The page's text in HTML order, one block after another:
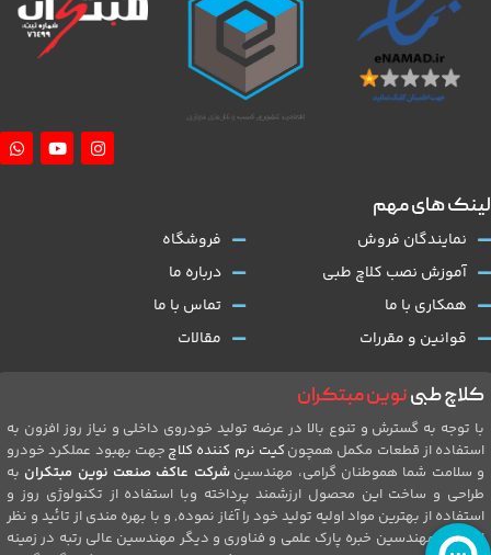
کلاچ طبینوین مبتکران
با توجه به گسترش و تنوع بالا در عرضه تولید خودروی داخلی و نیاز روز افزون به
استفاده از قطعات مکمل همچون کیت نرم کننده کلاچ جهت بهبود عملکرد خودرو
و سلامت شما هموطنان گرامی، مهندسین شرکت عاکف صنعت نوین مبتکران به
طراحی و ساخت این محصول ارزشمند پرداخته وبا استفاده از تکنولوژی روز و
استفاده از بهترین مواد اولیه تولید خود را آغاز نموده, و با بهره مندی از تائید و نظر
ارزشمند مهندسین خبره پارک علمی و فناوری و دیگر مهندسین عالی رتبه در زمینه
لینک های مهم
نمایندگان فروش
آموزش نصب کلاچ طبی
همکاری با ما
قوانین و مقررات
فروشگاه
درباره ما
تماس با ما
مقالات